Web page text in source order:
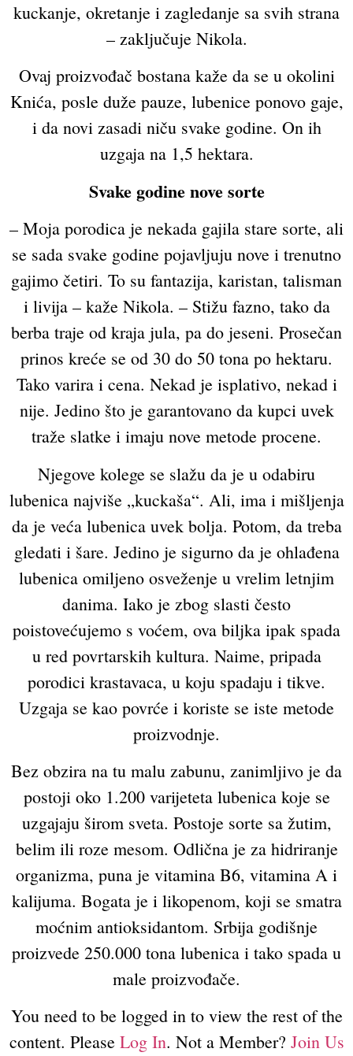
kuckanje, okretanje i zagledanje sa svih strana
– zaključuje Nikola.
Ovaj proizvođač bostana kaže da se u okolini
Knića, posle duže pauze, lubenice ponovo gaje,
i da novi zasadi niču svake godine. On ih
uzgaja na 1,5 hektara.
Svake godine nove sorte
– Moja porodica je nekada gajila stare sorte, ali
se sada svake godine pojavljuju nove i trenutno
gajimo četiri. To su fantazija, karistan, talisman
i livija – kaže Nikola. – Stižu fazno, tako da
berba traje od kraja jula, pa do jeseni. Prosečan
prinos kreće se od 30 do 50 tona po hektaru.
Tako varira i cena. Nekad je isplativo, nekad i
nije. Jedino što je garantovano da kupci uvek
traže slatke i imaju nove metode procene.
Njegove kolege se slažu da je u odabiru
lubenica najviše „kuckaša“. Ali, ima i mišljenja
da je veća lubenica uvek bolja. Potom, da treba
gledati i šare. Jedino je sigurno da je ohlađena
lubenica omiljeno osveženje u vrelim letnjim
danima. Iako je zbog slasti često
poistovećujemo s voćem, ova biljka ipak spada
u red povrtarskih kultura. Naime, pripada
porodici krastavaca, u koju spadaju i tikve.
Uzgaja se kao povrće i koriste se iste metode
proizvodnje.
Bez obzira na tu malu zabunu, zanimljivo je da
postoji oko 1.200 varijeteta lubenica koje se
uzgajaju širom sveta. Postoje sorte sa žutim,
belim ili roze mesom. Odlična je za hidriranje
organizma, puna je vitamina B6, vitamina A i
kalijuma. Bogata je i likopenom, koji se smatra
moćnim antioksidantom. Srbija godišnje
proizvede 250.000 tona lubenica i tako spada u
male proizvođače.
You need to be logged in to view the rest of the
content. Please Log In. Not a Member? Join Us